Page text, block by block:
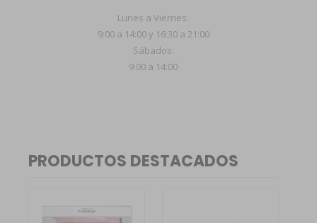
Lunes a Viernes:
9:00 a 14:00 y 16:30 a 21:00
Sábados:
9:00 a 14:00